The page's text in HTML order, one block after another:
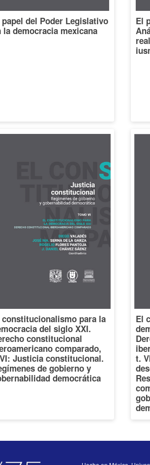
papel del Poder Legislativo
la democracia mexicana
El
constitucionalismo para la
del siglo XXI.
constitucional
comparado,
Justicia constitucional.
de gobierno y
democrática
El
t.